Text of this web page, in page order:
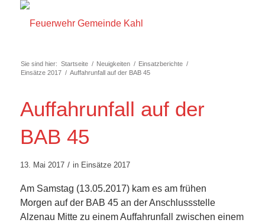
Sie sind hier: Startseite / Neuigkeiten / Einsatzberichte /
Einsätze 2017 / Auffahrunfall auf der BAB 45
Auffahrunfall auf der
BAB 45
13. Mai 2017 / in Einsätze 2017
Am Samstag (13.05.2017) kam es am frühen
Morgen auf der BAB 45 an der Anschlussstelle
Alzenau Mitte zu einem Auffahrunfall zwischen einem